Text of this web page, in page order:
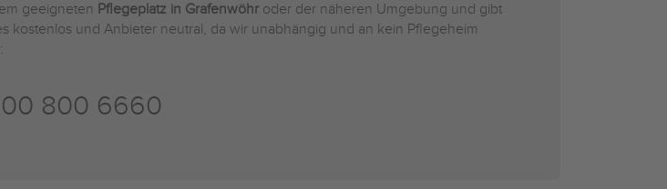
geeigneten Pflegeplatz in Grafenwöhr oder der näheren Umgebung und gibt
kostenlos und Anbieter neutral, da wir unabhängig und an kein Pflegeheim
800 6660